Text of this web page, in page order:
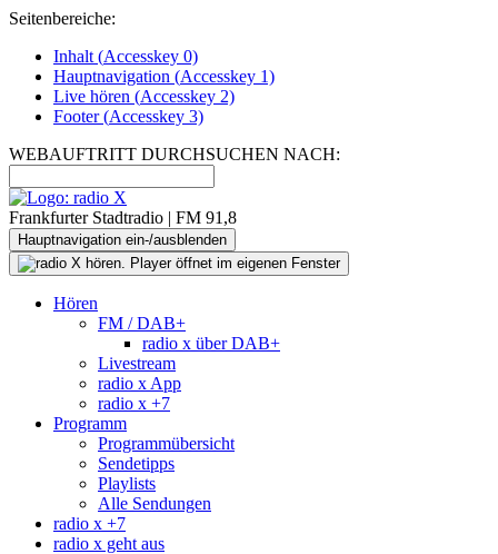
Seitenbereiche:
Inhalt (Accesskey 0)
Hauptnavigation (Accesskey 1)
Live hören (Accesskey 2)
Footer(Accesskey 3)
WEBAUFTRITT DURCHSUCHEN NACH:
Frankfurter Stadtradio | FM 91,8
Hauptnavigation ein-/ausblenden
Hören
FM / DAB+
radio x über DAB+
Livestream
radio x App
radio x +7
Programm
Programmübersicht
Sendetipps
Playlists
Alle Sendungen
radio x +7
radio x geht aus